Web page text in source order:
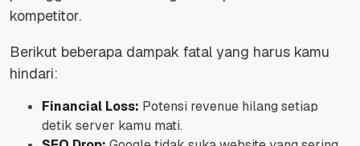
kompetitor.
Berikut beberapa dampak fatal yang harus kamu
hindari:
Financial Loss: Potensi revenue hilang setiap
detik server kamu mati.